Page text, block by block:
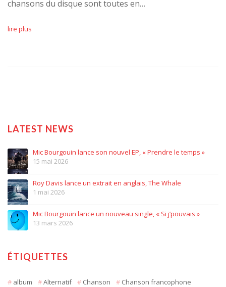
chansons du disque sont toutes en…
lire plus
LATEST NEWS
Mic Bourgouin lance son nouvel EP, « Prendre le temps »
15 mai 2026
Roy Davis lance un extrait en anglais, The Whale
1 mai 2026
Mic Bourgouin lance un nouveau single, « Si j’pouvais »
13 mars 2026
ÉTIQUETTES
album Alternatif Chanson
Chanson francophone